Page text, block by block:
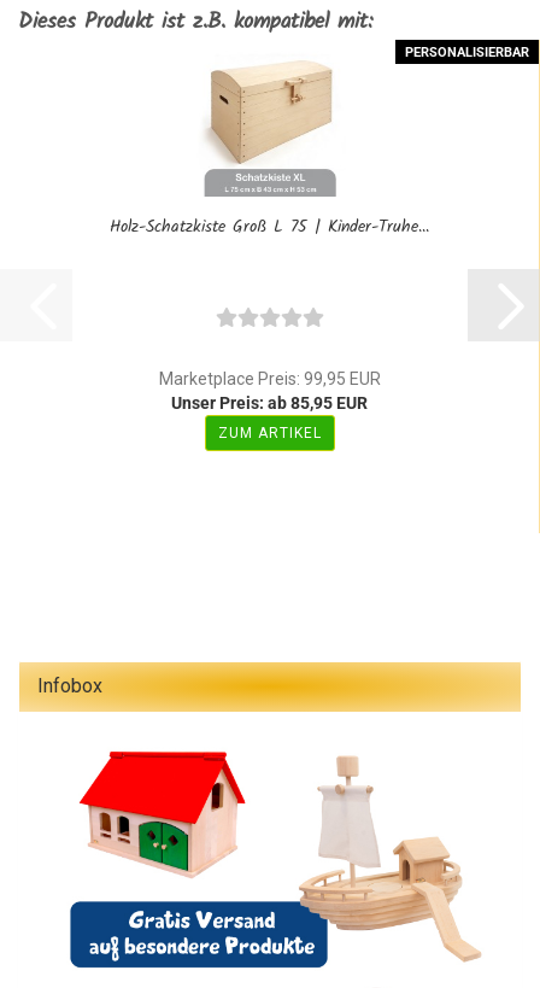
Dieses Produkt ist z.B. kompatibel mit:
PERSONALISIERBAR
Holz-Schatzkiste Groß L 75 | Kinder-Truhe...
Marketplace Preis: 99,95 EUR
Unser Preis: ab 85,95 EUR
ZUM ARTIKEL
Infobox